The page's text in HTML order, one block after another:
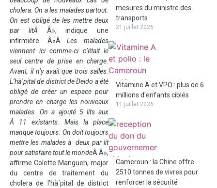
cholera. On a les malades partout.
On est obligé de les mettre deux
par litÂ Â», indique une
infirmière. Â«ÂLes malades
viennent ici comme-ci c’était le
seul centre de prise en charge.
Avant, il n’y avait que trois salles.
L’hà´pital de district de Deido a été
obligé de créer un espace pour
prendre en charge les nouveaux
malades. On a ajouté 5 lits aux
Â 11 existants. Mais la place
manque toujours. On doit toujours
mettre les malades à deux par lit
pour satisfaire tout le mondeÂ Â»,
affirme Colette Mangueh, major
du centre de traitement du
cholera de l’hà´pital de district
mesures du ministre des
transports
21 juillet 2026
Vitamine A et VPO : plus de 6
millions d'enfants ciblés
11 juillet 2026
Cameroun : la Chine offre
2510 tonnes de vivres pour
renforcer la sécurité